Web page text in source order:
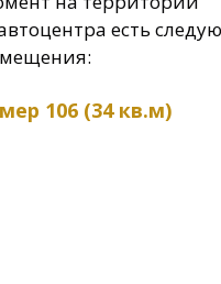
есть
106 (34 кв.м)